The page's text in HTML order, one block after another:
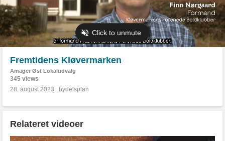
Fremtidens Kløvermarken
Amager Øst Lokaludvalg
345 views
28. august 2023
bydelsplan
Relateret videoer